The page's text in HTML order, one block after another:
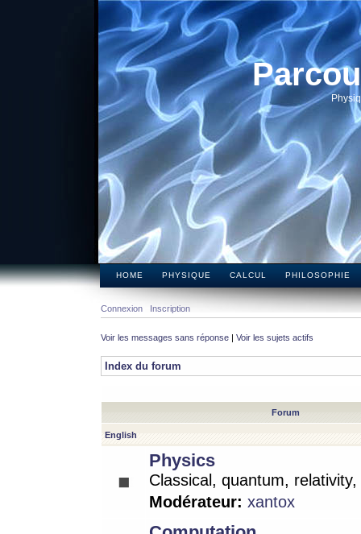
HOME PHYSIQUE CALCUL PHILOSOPHIE
Connexion Inscription
Voir les messages sans réponse | Voir les sujets actifs
Index du forum
Forum
English
Physics
Classical, quantum,
Modérateur: xantox